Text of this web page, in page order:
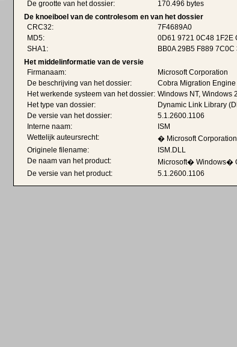
De grootte van het dossier:
170.496 bytes
De knoeiboel van de controlesom en van het dossier
CRC32:
7F4689A0
MD5:
0D61 9721 0C48 1F2E
SHA1:
BB0A 29B5 F889
Het middelinformatie van de versie
Firmanaam:
Microsoft Corporation
De beschrijving van het dossier:
Cobra Migration Engine
Het werkende systeem van het dossier: Windows NT, Windows
Het type van dossier:
Dynamic Link Library
De versie van het dossier:
5.1.2600.1106
Interne naam:
ISM
Wettelijk auteursrecht:
� Microsoft
Originele filename:
ISM.DLL
De naam van het product:
Microsoft� Windows�
De versie van het product:
5.1.2600.1106